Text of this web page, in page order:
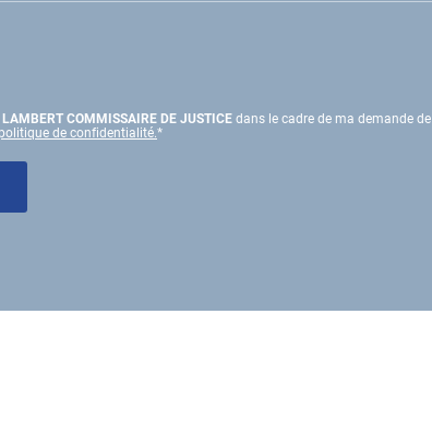
COMMISSAIRE DE JUSTICEdans le cadre de ma demande de
de confidentialité.*